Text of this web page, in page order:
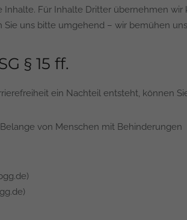
Für Inhalte Dritter übernehmen
uns bitte umgehend – wir bemühen
§ 15 ff.
ein Nachteil entsteht, können
von Menschen mit Behinderungen